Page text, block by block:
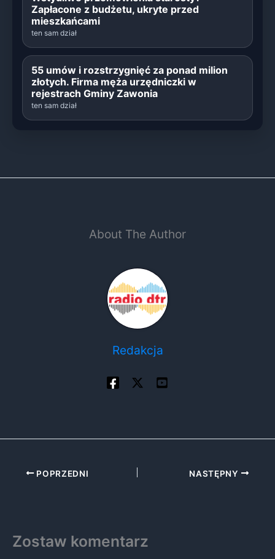
Zapłacone z budżetu, ukryte przed
mieszkańcami
ten sam dział
55 umów i rozstrzygnięć za ponad milion
złotych. Firma męża urzędniczki w
rejestrach Gminy Zawonia
ten sam dział
About The Author
Redakcja
POPRZEDNI NASTĘPNY
Zostaw komentarz